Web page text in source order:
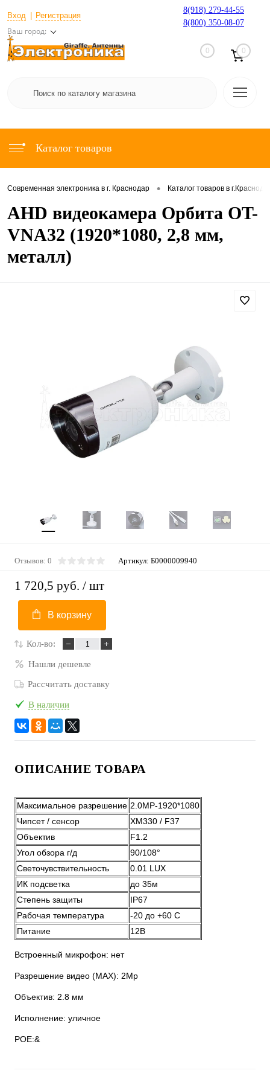
Вход Регистрация
Ваш город:
8(918) 279-44-55
8(800) 350-08-07
0 0
Каталог товаров
Современная электроника в г. Краснодар • Каталог товаров в
AHD видеокамера Орбита OT-
VNA32 (1920*1080, 2,8 мм,
металл)
Отзывов: 0 Артикул: Б0000009940
1 720,5 руб. / шт
В корзину
Кол-во:
Нашли дешевле
Рассчитать доставку
В наличии
ОПИСАНИЕ ТОВАРА
Максимальное разрешение 2.0MP-1920*1080
Чипсет / сенсор
XM330 / F37
Объектив
F1.2
Угол обзора г/д
90/108°
Светочувствительность
0.01 LUX
ИК подсветка
до 35м
Степень защиты
IP67
Рабочая температура
-20 до +60 С
Питание
12В
Встроенный микрофон: нет
Разрешение видео (MAX): 2Мр
Объектив: 2.8 мм
Исполнение: уличное
POE:&